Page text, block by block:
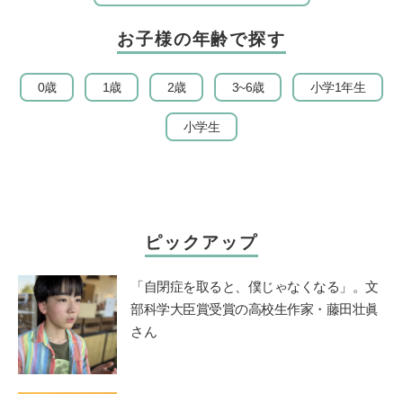
お子様の年齢で探す
0歳 1歳 2歳 3~6歳 小学1年生
小学生
ピックアップ
「自閉症を取ると、僕じゃなくなる」。文
部科学大臣賞受賞の高校生作家・藤田壮眞
さん